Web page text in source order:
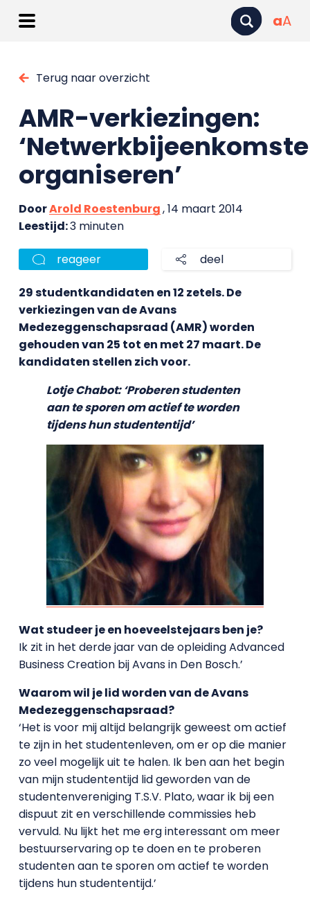
aA
Terug naar overzicht
AMR-verkiezingen:
organiseren’
DoorArold Roestenburg, 14 maart 2014
Leestijd:3 minuten
reageer deel
29 studentkandidaten en 12 zetels. De
verkiezingen van de Avans
Medezeggenschapsraad (AMR) worden
gehouden van 25 tot en met 27 maart. De
kandidaten stellen zich voor.
Lotje Chabot: ‘Proberen studenten
aan te sporen om actief te worden
tijdens hun studententijd’
Wat studeer je en hoeveelstejaars ben je?
Ik zit in het derde jaar van de opleiding Advanced
Business Creation bij Avans in Den Bosch.’
Waarom wil je lid worden van de Avans
Medezeggenschapsraad?
‘Het is voor mij altijd belangrijk geweest om actief
te zijn in het studentenleven, om er op die manier
zo veel mogelijk uit te halen. Ik ben aan het begin
van mijn studententijd lid geworden van de
studentenvereniging T.S.V. Plato, waar ik bij een
dispuut zit en verschillende commissies heb
vervuld. Nu lijkt het me erg interessant om meer
bestuurservaring op te doen en te proberen
studenten aan te sporen om actief te worden
tijdens hun studententijd.’